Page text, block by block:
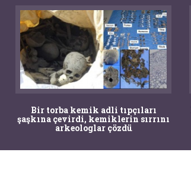
Bir torba kemik adli tıpçıları
şaşkına çevirdi, kemiklerin sırrını
arkeologlar çözdü